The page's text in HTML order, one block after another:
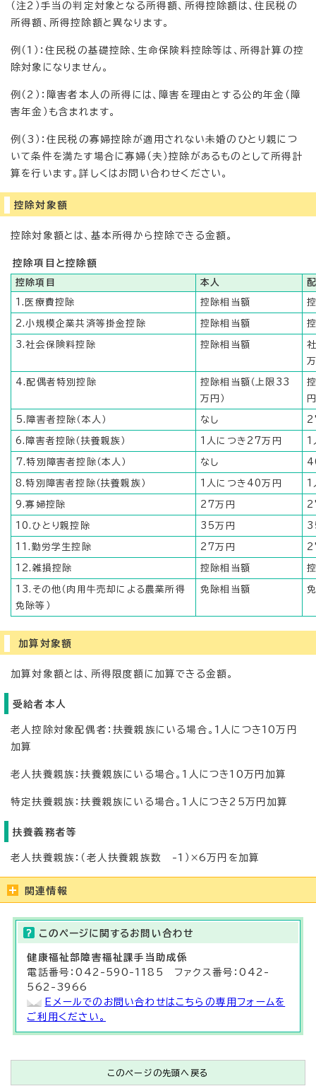
（注2）手当の判定対象となる所得額、所得控除額は、住民税の
所得額、所得控除額と異なります。
例（1）：住民税の基礎控除、生命保険料控除等は、所得計算の控
除対象になりません。
例（2）：障害者本人の所得には、障害を理由とする公的年金（障
害年金）も含まれます。
例（3）：住民税の寡婦控除が適用されない未婚のひとり親につ
いて条件を満たす場合に寡婦（夫）控除があるものとして所得計
算を行います。詳しくはお問い合わせください。
控除対象額
控除対象額とは、基本所得から控除できる金額。
控除項目と控除額
控除項目 本人
1.医療費控除 控除相当額
2.小規模企業共済等掛金控除 控除相当額
3.社会保険料控除 控除相当額
4.配偶者特別控除
控除相当額（上限33
万円）
5.障害者控除（本人） なし
6.障害者控除（扶養親族） 1人につき27万円 1
7.特別障害者控除（本人） なし
8.特別障害者控除（扶養親族） 1人につき40万円 1
9.寡婦控除 27万円
10.ひとり親控除 35万円
11.勤労学生控除 27万円
12.雑損控除 控除相当額
13.その他（肉用牛売却による農業所得
免除等）
免除相当額
加算対象額
加算対象額とは、所得限度額に加算できる金額。
受給者本人
老人控除対象配偶者：扶養親族にいる場合。1人につき10万円
加算
老人扶養親族：扶養親族にいる場合。1人につき10万円加算
特定扶養親族：扶養親族にいる場合。1人につき25万円加算
扶養義務者等
老人扶養親族：（老人扶養親族数 -1）×6万円を加算
関連情報
このページに関する お問い合わせ
健康福祉部 障害福祉課手当助成係
電話番号：042-590-1185 ファクス番号：042-
562-3966
Eメールでのお問い合わせはこちらの専用フォームを
ご利用ください。
このページの先頭へ戻る